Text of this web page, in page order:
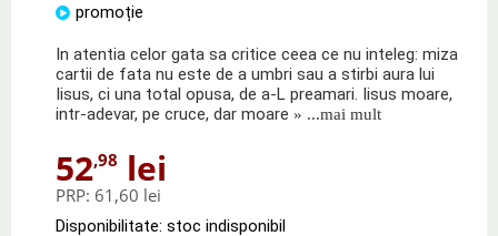
promoție
In atentia celor gata sa critice ceea ce nu inteleg: miza
cartii de fata nu este de a umbri sau a stirbi aura lui
Iisus, ci una total opusa, de a-L preamari. Iisus moare,
intr-adevar, pe cruce, dar moare » ...mai mult
52,98 lei
PRP: 61,60 lei
Disponibilitate: stoc indisponibil